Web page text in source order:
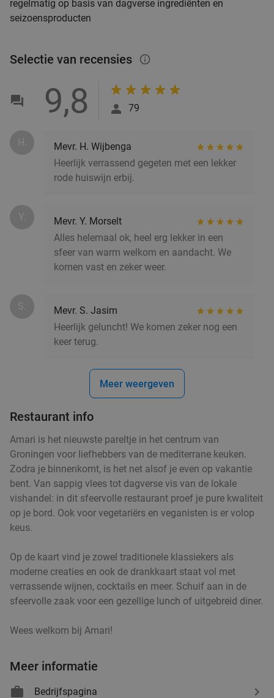
regelmatig op basis van dagverse ingrediënten en
seizoensproducten
Selectie van recensies info_outlined
9,8 79
H.
Mevr. H. Wijbenga
Heerlijk verrassend gegeten met een lekker
rode huiswijn erbij.
Y.
Mevr. Y. Morselt
Alles helemaal ok, heel erg lekker in een
sfeer van warm welkom en aandacht. We
komen vast en zeker weer.
S.
Mevr. S. Jasim
Heerlijk geluncht! We komen zeker nog een
keer terug.
Meer weergeven
Restaurant info
Amari is het nieuwste pareltje in het centrum van
Groningen voor liefhebbers van de mediterrane keuken.
Zodra je binnenkomt, is het net alsof je even op vakantie
bent. Van sappig vlees tot dagverse vis van de lokale
vishandel: in dit sfeervolle restaurant proef je pure kwaliteit
op je bord. Ook voor vegetariërs en veganisten is er volop
keus.
Op de kaart vind je zowel traditionele klassiekers als
moderne creaties en ook de drankkaart staat vol met
verrassende wijnen, cocktails en meer. Schuif aan in de
sfeervolle zaak voor een gezellige lunch of uitgebreid diner.
Wees welkom bij Amari!
Meer informatie
Bedrijfspagina